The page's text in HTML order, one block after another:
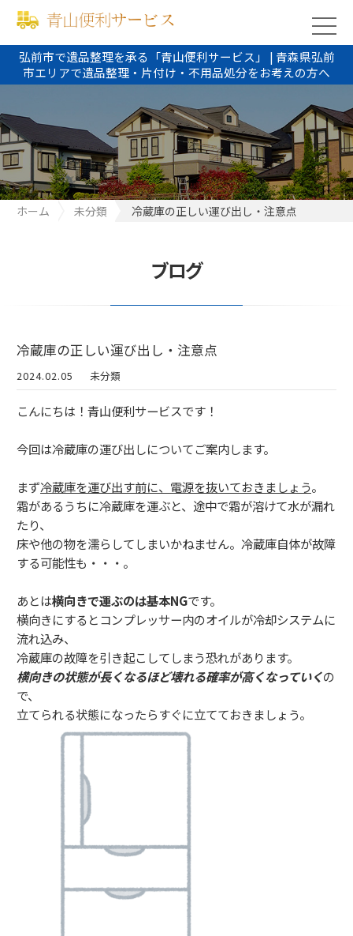
弘前市で遺品整理を承る「青山便利サービス」 | 青森県弘前
市エリアで遺品整理・片付け・不用品処分をお考えの方へ
ホーム 未分類 冷蔵庫の正しい運び出し・注意点
ブログ
冷蔵庫の正しい運び出し・注意点
2024.02.05 未分類
こんにちは！青山便利サービスです！
今回は冷蔵庫の運び出しについてご案内します。
まず冷蔵庫を運び出す前に、電源を抜いておきましょう。
霜があるうちに冷蔵庫を運ぶと、途中で霜が溶けて水が漏れ
たり、
床や他の物を濡らしてしまいかねません。冷蔵庫自体が故障
する可能性も・・・。
あとは横向きで運ぶのは基本NGです。
横向きにするとコンプレッサー内のオイルが冷却システムに
流れ込み、
冷蔵庫の故障を引き起こしてしまう恐れがあります。
横向きの状態が長くなるほど壊れる確率が高くなっていくの
で、
立てられる状態になったらすぐに立てておきましょう。